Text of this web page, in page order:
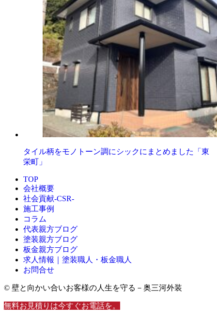
タイル柄をモノトーン調にシックにまとめました「東
栄町」
TOP
会社概要
社会貢献-CSR-
施工事例
コラム
代表親方ブログ
塗装親方ブログ
板金親方ブログ
求人情報｜塗装職人・板金職人
お問合せ
© 壁と向かい合いお客様の人生を守る－奥三河外装
無料お見積りは今すぐお電話を。